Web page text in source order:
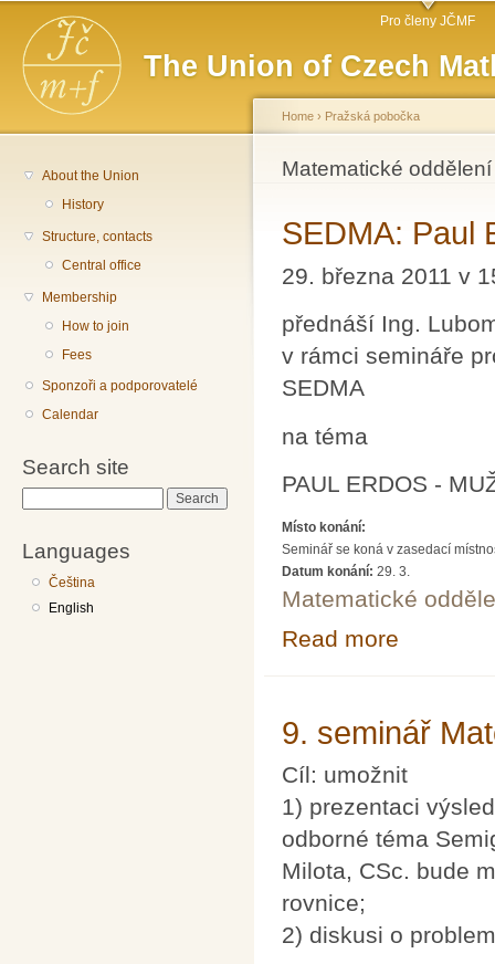
The Union of Czech
Main menu Pro členy JČMF
About the Union
History
Structure, contacts
Central office
Membership
How to join
Fees
Sponzoři a podporovatelé
Calendar
Search site
Languages
Čeština
English
You are here
Home › Pražská pobočka
Matematické
SEDMA: Paul
29. března 2011 v
přednáší Ing.
v rámci semináře
SEDMA
na téma
PAUL ERDOS -
Místo konání:
Seminář se koná v zasedací
Datum konání: 29. 3.
Matematické
Read more
9. seminář
Cíl: umožnit
1) prezentaci
odborné téma
Milota, CSc. bude
rovnice;
2) diskusi o